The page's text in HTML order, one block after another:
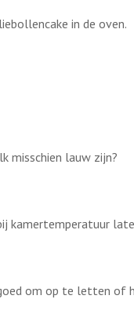
in de oven.
misschien lauw zijn?
kamertemperatuur
om op te letten of